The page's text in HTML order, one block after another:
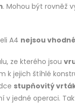
. Mohou být rovněž
A4 nejsou
ze kterého jsou
k jejich štíhlé
stupňovitý
v jedné operaci.